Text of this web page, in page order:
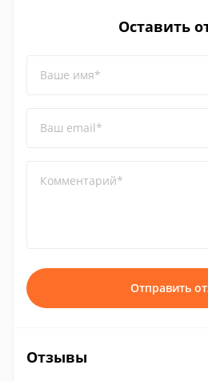
Оставить
Ваше имя*
Ваш email*
Комментарий*
Отправить
Отзывы